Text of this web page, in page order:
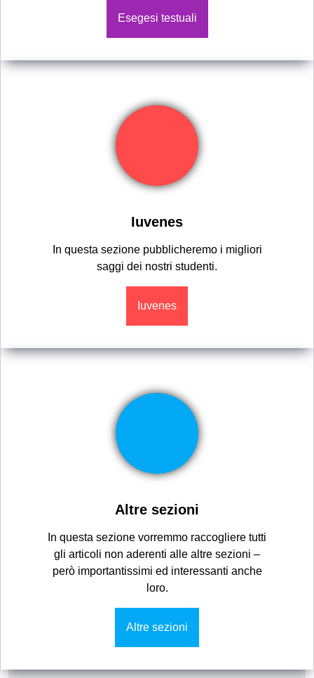
Esegesi testuali
Iuvenes
In questa sezione pubblicheremo i migliori
saggi dei nostri studenti.
Iuvenes
Altre sezioni
In questa sezione vorremmo raccogliere tutti
gli articoli non aderenti alle altre sezioni –
però importantissimi ed interessanti anche
loro.
Altre sezioni